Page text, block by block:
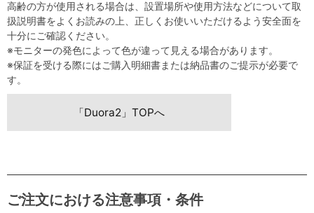
高齢の方が使用される場合は、設置場所や使用方法などについて取
扱説明書をよくお読みの上、正しくお使いいただけるよう安全面を
十分にご確認ください。
※モニターの発色によって色が違って見える場合があります。
※保証を受ける際にはご購入明細書または納品書のご提示が必要で
す。
「Duora2」TOPへ
ご注文における注意事項・条件